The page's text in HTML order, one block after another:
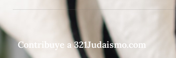
Contribuye a 321Judaismo.com